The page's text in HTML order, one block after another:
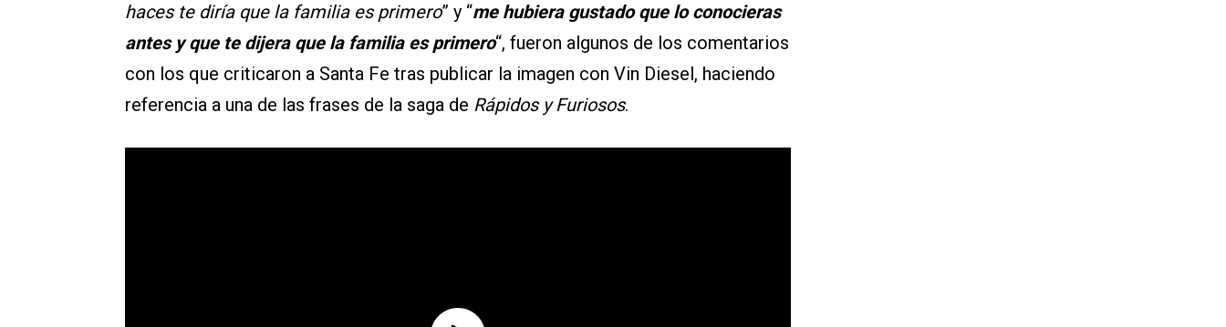
haces te diría que la familia es primero” y “me hubiera gustado que lo conocieras
antes y que te dijera que la familia es primero“, fueron algunos de los comentarios
con los que criticaron a Santa Fe tras publicar la imagen con Vin Diesel, haciendo
referencia a una de las frases de la saga de Rápidos y Furiosos.